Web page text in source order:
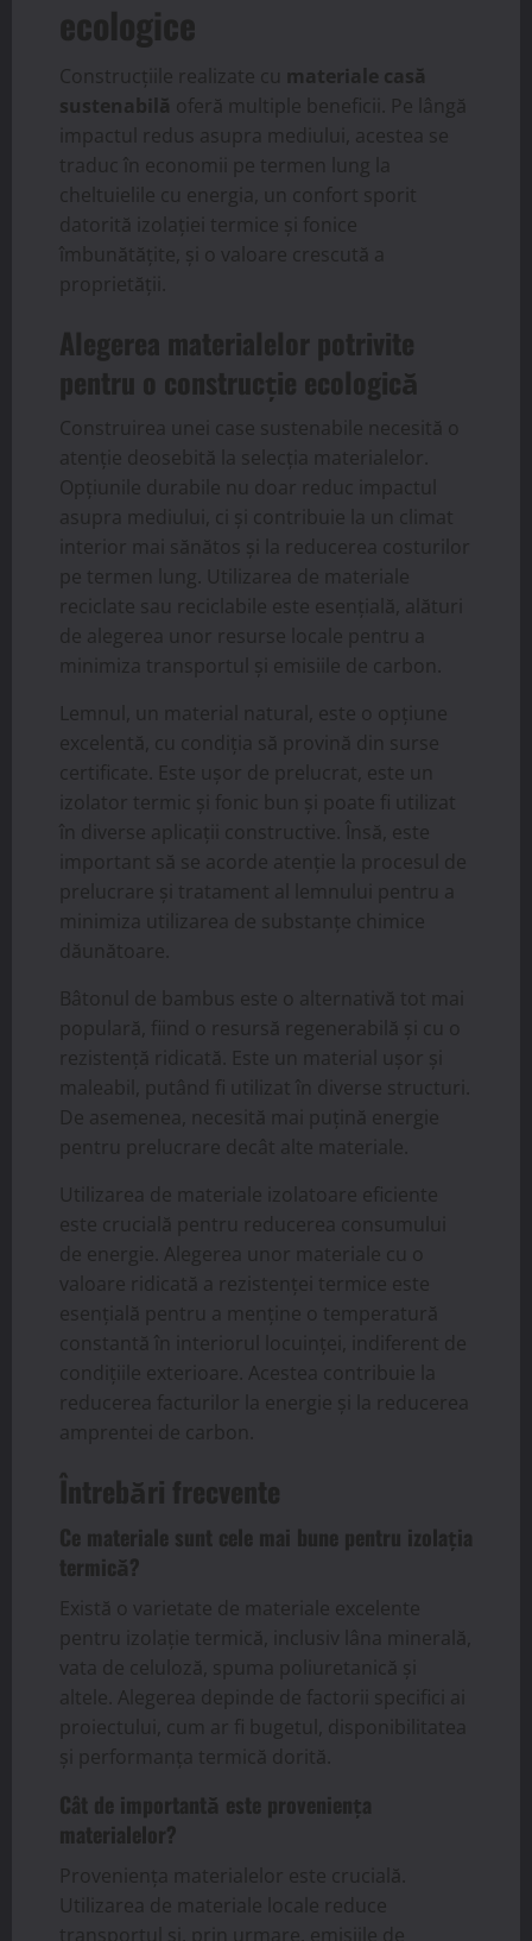
ecologice
Construcțiile realizate cu materiale casă
sustenabilă oferă multiple beneficii. Pe lângă
impactul redus asupra mediului, acestea se
traduc în economii pe termen lung la
cheltuielile cu energia, un confort sporit
datorită izolației termice și fonice
îmbunătățite, și o valoare crescută a
proprietății.
Alegerea materialelor potrivite
pentru o construcție ecologică
Construirea unei case sustenabile necesită o
atenție deosebită la selecția materialelor.
Opțiunile durabile nu doar reduc impactul
asupra mediului, ci și contribuie la un climat
interior mai sănătos și la reducerea costurilor
pe termen lung. Utilizarea de materiale
reciclate sau reciclabile este esențială, alături
de alegerea unor resurse locale pentru a
minimiza transportul și emisiile de carbon.
Lemnul, un material natural, este o opțiune
excelentă, cu condiția să provină din surse
certificate. Este ușor de prelucrat, este un
izolator termic și fonic bun și poate fi utilizat
în diverse aplicații constructive. Însă, este
important să se acorde atenție la procesul de
prelucrare și tratament al lemnului pentru a
minimiza utilizarea de substanțe chimice
dăunătoare.
Bâtonul de bambus este o alternativă tot mai
populară, fiind o resursă regenerabilă și cu o
rezistență ridicată. Este un material ușor și
maleabil, putând fi utilizat în diverse structuri.
De asemenea, necesită mai puțină energie
pentru prelucrare decât alte materiale.
Utilizarea de materiale izolatoare eficiente
este crucială pentru reducerea consumului
de energie. Alegerea unor materiale cu o
valoare ridicată a rezistenței termice este
esențială pentru a menține o temperatură
constantă în interiorul locuinței, indiferent de
condițiile exterioare. Acestea contribuie la
reducerea facturilor la energie și la reducerea
amprentei de carbon.
Întrebări frecvente
Ce materiale sunt cele mai bune pentru izolația
termică?
Există o varietate de materiale excelente
pentru izolație termică, inclusiv lâna minerală,
vata de celuloză, spuma poliuretanică și
altele. Alegerea depinde de factorii specifici ai
proiectului, cum ar fi bugetul, disponibilitatea
și performanța termică dorită.
Cât de importantă este proveniența
materialelor?
Proveniența materialelor este crucială.
Utilizarea de materiale locale reduce
transportul și, prin urmare, emisiile de